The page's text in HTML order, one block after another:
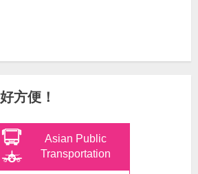
方便！
Asian Public
Transportation